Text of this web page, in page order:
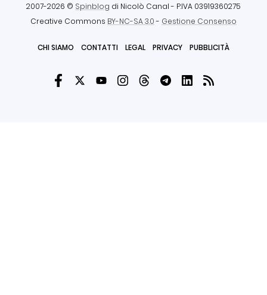
2007-2026 © Spinblog di Nicolò Canal - P.IVA 03919360275
Creative Commons BY-NC-SA 3.0- Gestione Consenso
CHI SIAMO CONTATTI LEGAL PRIVACY PUBBLICITÀ